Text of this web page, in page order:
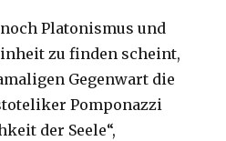
Platonismus und
zu finden scheint,
Gegenwart die
Pomponazzi
der Seele“,